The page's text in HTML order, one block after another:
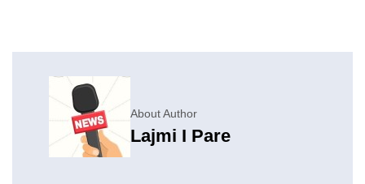
About Author
Lajmi I Pare